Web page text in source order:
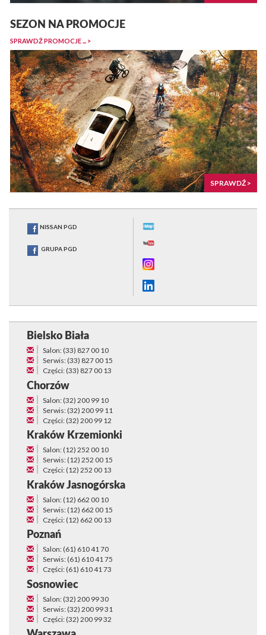
SEZON NA PROMOCJE
SPRAWDŹ PROMOCJE ... >
SPRAWDŹ >
NISSAN PGD
GRUPA PGD
Bielsko Biała
Salon: (33) 827 00 10
Serwis: (33) 827 00 15
Części: (33) 827 00 13
Chorzów
Salon: (32) 200 99 10
Serwis: (32) 200 99 11
Części: (32) 200 99 12
Kraków Krzemionki
Salon: (12) 252 00 10
Serwis: (12) 252 00 15
Części: (12) 252 00 13
Kraków Jasnogórska
Salon: (12) 662 00 10
Serwis: (12) 662 00 15
Części: (12) 662 00 13
Poznań
Salon: (61) 610 41 70
Serwis: (61) 610 41 75
Części: (61) 610 41 73
Sosnowiec
Salon: (32) 200 99 30
Serwis: (32) 200 99 31
Części: (32) 200 99 32